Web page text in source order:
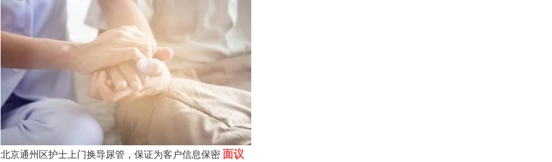
北京通州区护士上门换导尿管，保证为客户信息保密面议